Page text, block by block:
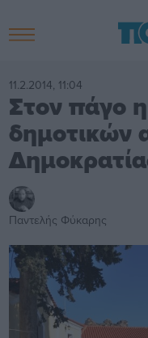
11.2.2014, 11:04
Στον πάγο
δημοτικών
Παντελής Φύκαρης